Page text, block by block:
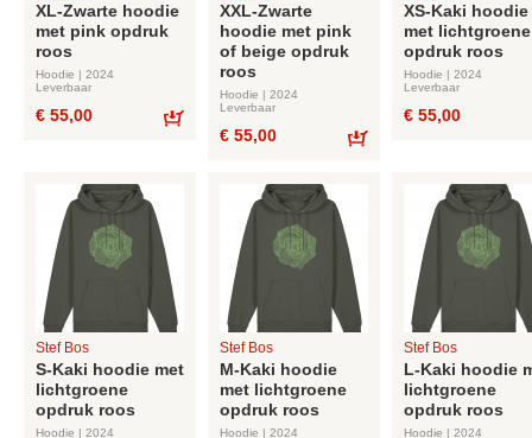
XL-Zwarte hoodie
met pink opdruk
roos
Hoodie | 2024
Leverbaar
€ 55,00
XXL-Zwarte
hoodie met pink
of beige opdruk
roos
Hoodie | 2024
Leverbaar
€ 55,00
XS-Kaki hoodie
met lichtgroene
opdruk roos
Hoodie | 2024
Leverbaar
€ 55,00
Stef Bos
S-Kaki hoodie met
lichtgroene
opdruk roos
Hoodie | 2024
Stef Bos
M-Kaki hoodie
met lichtgroene
opdruk roos
Hoodie | 2024
Stef Bos
L-Kaki hoodie
lichtgroene
opdruk roos
Hoodie | 2024